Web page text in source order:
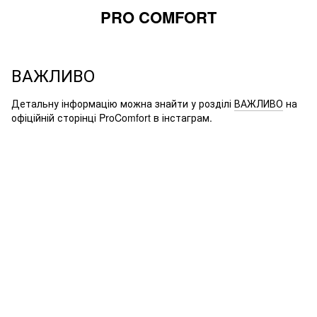
PRO COMFORT
ВАЖЛИВО
Детальну інформацію можна знайти у розділі ВАЖЛИВО на
офіційній сторінці ProComfort в інстаграм.